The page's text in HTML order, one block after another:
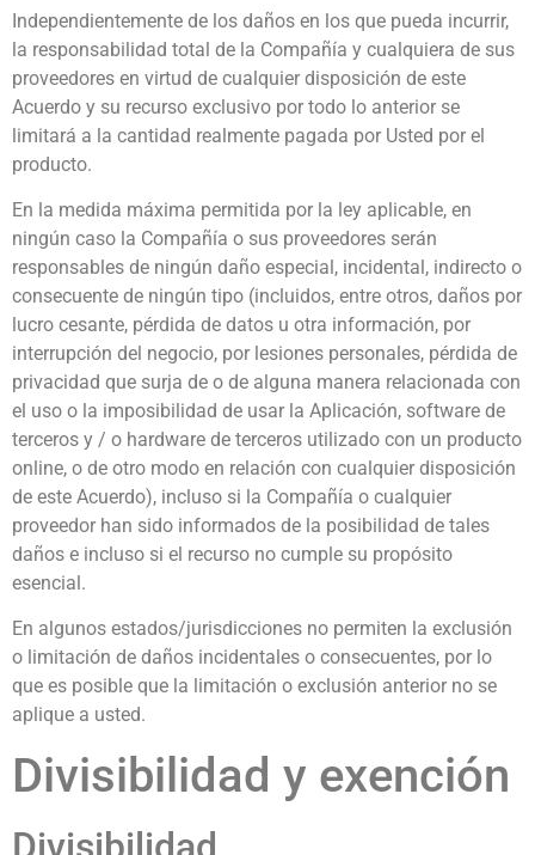
Independientemente de los daños en los que pueda incurrir,
la responsabilidad total de la Compañía y cualquiera de sus
proveedores en virtud de cualquier disposición de este
Acuerdo y su recurso exclusivo por todo lo anterior se
limitará a la cantidad realmente pagada por Usted por el
producto.
En la medida máxima permitida por la ley aplicable, en
ningún caso la Compañía o sus proveedores serán
responsables de ningún daño especial, incidental, indirecto o
consecuente de ningún tipo (incluidos, entre otros, daños por
lucro cesante, pérdida de datos u otra información, por
interrupción del negocio, por lesiones personales, pérdida de
privacidad que surja de o de alguna manera relacionada con
el uso o la imposibilidad de usar la Aplicación, software de
terceros y / o hardware de terceros utilizado con un producto
online, o de otro modo en relación con cualquier disposición
de este Acuerdo), incluso si la Compañía o cualquier
proveedor han sido informados de la posibilidad de tales
daños e incluso si el recurso no cumple su propósito
esencial.
En algunos estados/jurisdicciones no permiten la exclusión
o limitación de daños incidentales o consecuentes, por lo
que es posible que la limitación o exclusión anterior no se
aplique a usted.
Divisibilidad y exención